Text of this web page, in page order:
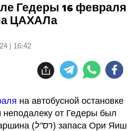
Гедеры 16 февраля
ЦАХАЛа
| 16:42
на автобусной остановке
неподалеку от Гедеры был
(רס"ל) запаса Ори Яиш